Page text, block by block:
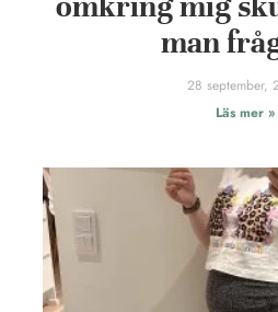
man
28 september,
Läs mer »